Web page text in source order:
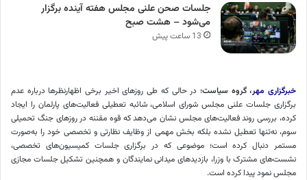
جلسات صحن علنی مجلس هفته آینده برگزار
می‌شود – هشت صبح
13 ساعت پیش
خبرگزاری مهر، گروه سیاست؛ در حالی که طی روزهای اخیر برخی اظهارنظرها درباره عدم
برگزاری جلسات علنی مجلس شورای اسلامی، شائبه تعطیلی فعالیت‌های پارلمان را ایجاد
کرده، بررسی روند فعالیت‌های مجلس نشان می‌دهد که قوه مقننه در روزهای جنگ تحمیلی
سوم، نه‌تنها تعطیل نشده بلکه بخش مهمی از وظایف نظارتی و تخصصی خود را به‌صورت
مستمر دنبال کرده است؛ موضوعی که در برگزاری جلسات کمیسیون‌های تخصصی،
نشست‌های مشترک با وزرا، بازدیدهای میدانی نمایندگان و همچنین تشکیل جلسات مجازی
مجلس نمود پیدا کرده است.